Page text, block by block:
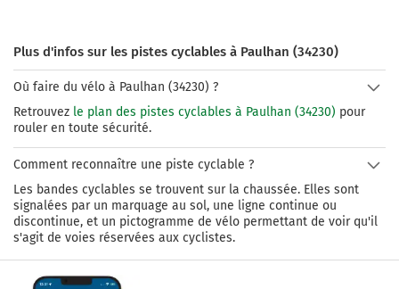
Plus d'infos sur les pistes cyclables à Paulhan (34230)
Où faire du vélo à Paulhan (34230) ?
Retrouvez le plan des pistes cyclables à Paulhan (34230) pour
rouler en toute sécurité.
Comment reconnaître une piste cyclable ?
Les bandes cyclables se trouvent sur la chaussée. Elles sont
signalées par un marquage au sol, une ligne continue ou
discontinue, et un pictogramme de vélo permettant de voir qu'il
s'agit de voies réservées aux cyclistes.